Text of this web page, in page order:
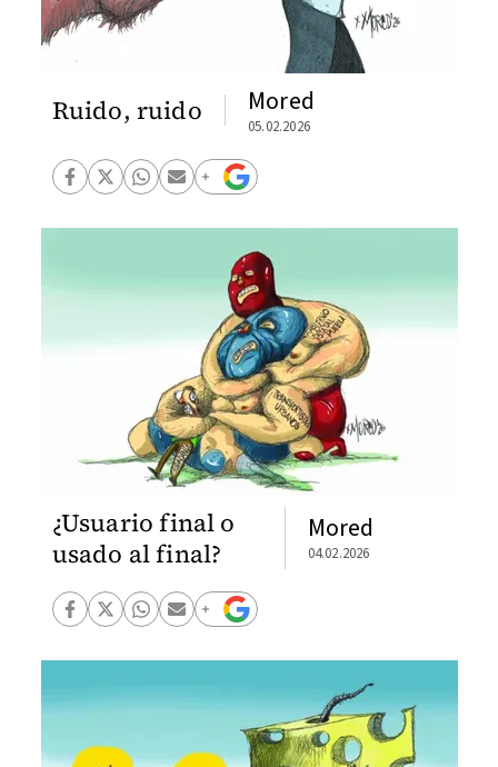
Ruido, ruido Mored
05.02.2026
¿Usuario final o
usado al final?
Mored
04.02.2026